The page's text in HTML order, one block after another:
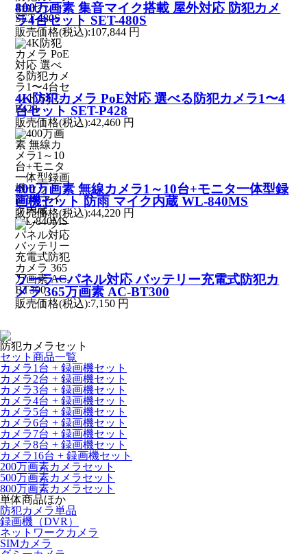
800万画素 集音マイク搭載 屋外対応 防犯カメ
ラ4台セット SET-480S
販売価格(税込):107,844 円
4K防犯カメラ PoE対応 選べる防犯カメラ1〜4
台セット SET-P428
販売価格(税込):42,460 円
400万画素 無線カメラ1～10台+モニタ一体型録
画機セット 防雨 マイク内蔵 WL-840MS
販売価格(税込):44,220 円
ソーラーパネル対応 バッテリー充電式防犯カ
メラ 365万画素 AC-BT300
販売価格(税込):7,150 円
防犯カメラセット
セット商品一覧
カメラ1台 + 録画機セット
カメラ2台 + 録画機セット
カメラ3台 + 録画機セット
カメラ4台 + 録画機セット
カメラ5台 + 録画機セット
カメラ6台 + 録画機セット
カメラ7台 + 録画機セット
カメラ8台 + 録画機セット
カメラ16台 + 録画機セット
200万画素カメラセット
500万画素カメラセット
800万画素カメラセット
単体商品ほか
防犯カメラ単品
録画機（DVR）
ネットワークカメラ
SIMカメラ